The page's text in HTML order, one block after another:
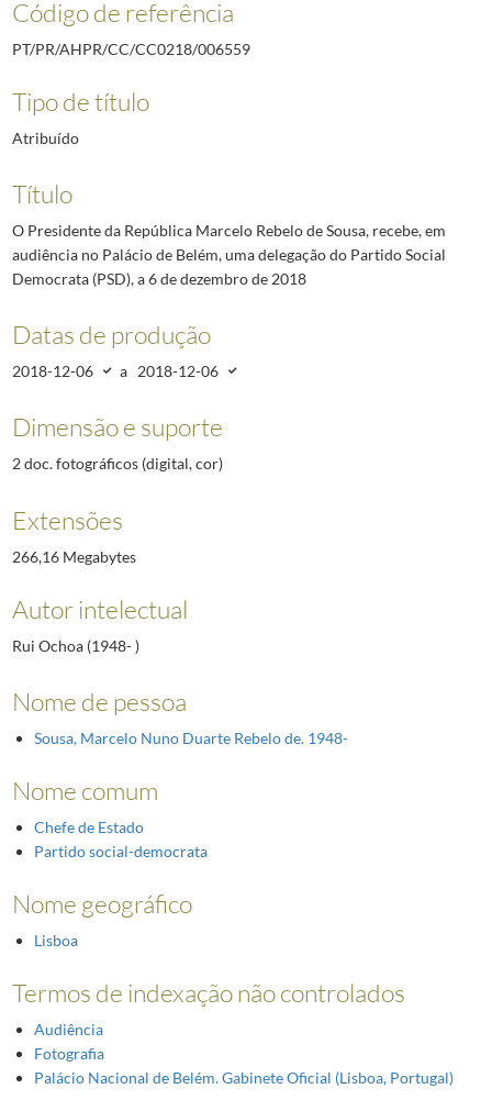
Código de referência
PT/PR/AHPR/CC/CC0218/006559
Tipo de título
Atribuído
Título
O Presidente da República Marcelo Rebelo de Sousa, recebe, em
audiência no Palácio de Belém, uma delegação do Partido Social
Democrata (PSD), a 6 de dezembro de 2018
Datas de produção
2018-12-06 a 2018-12-06
Dimensão e suporte
2 doc. fotográficos (digital, cor)
Extensões
266,16 Megabytes
Autor intelectual
Rui Ochoa (1948- )
Nome de pessoa
Sousa, Marcelo Nuno Duarte Rebelo de. 1948-
Nome comum
Chefe de Estado
Partido social-democrata
Nome geográfico
Lisboa
Termos de indexação não controlados
Audiência
Fotografia
Palácio Nacional de Belém. Gabinete Oficial (Lisboa, Portugal)